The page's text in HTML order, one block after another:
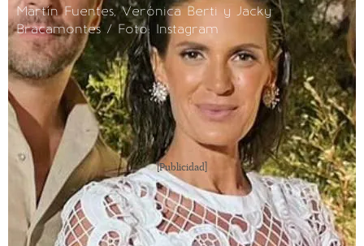
Martín Fuentes, Verónica Berti y Jacky
Bracamontes / Foto: Instagram
[Publicidad]